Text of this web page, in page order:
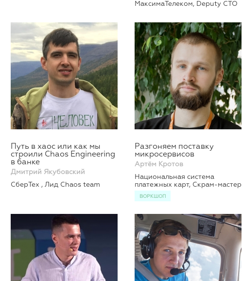
МаксимаТелеком, Deputy CTO
Путь в хаос или как мы
строили Chaos Engineering
в банке
Дмитрий Якубовский
СберТех , Лид Chaos team
Разгоняем поставку
микросервисов
Артём Кротов
Национальная система
платежных карт, Скрам-мастер
ВОРКШОП